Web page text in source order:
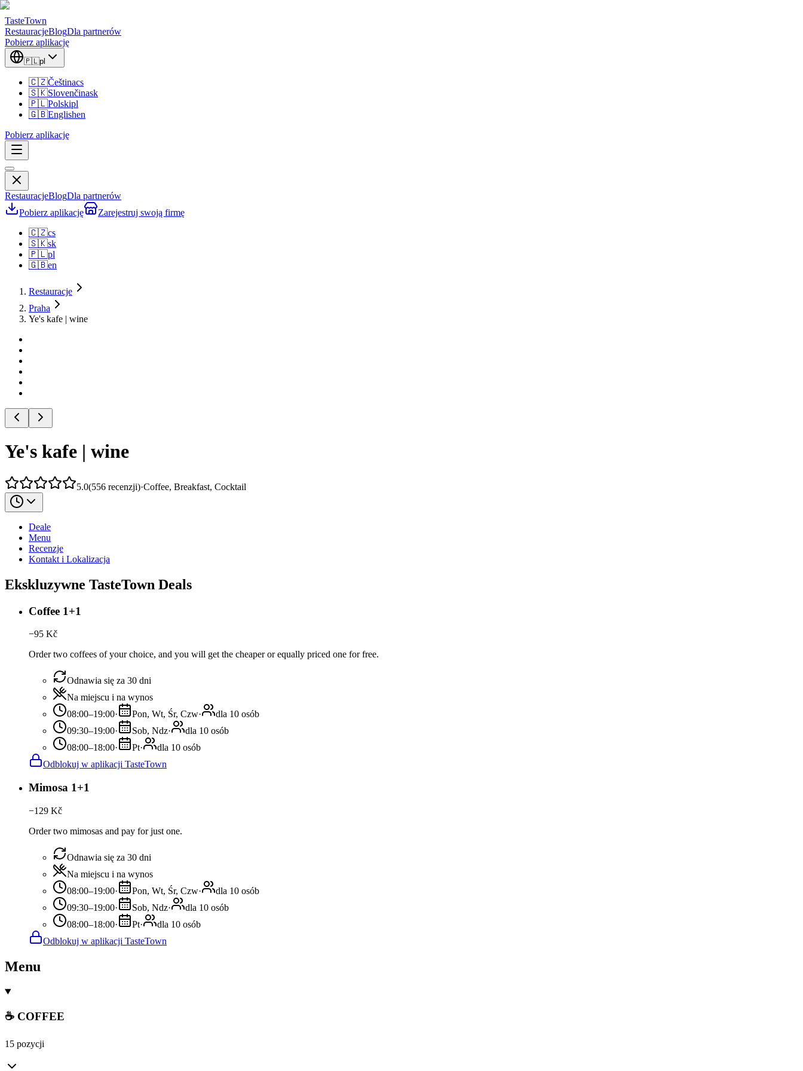
TasteTown
RestauracjeBlogDla partnerów
Pobierz aplikację
🇵🇱pl
🇨🇿Češtinacs
🇸🇰Slovenčinask
🇵🇱Polskipl
🇬🇧Englishen
Pobierz aplikację
RestauracjeBlogDla partnerów
Pobierz aplikację
Zarejestruj swoją firmę
🇨🇿cs
🇸🇰sk
🇵🇱pl
🇬🇧en
Restauracje
Praha
Ye's kafe | wine
Ye's kafe | wine
5.0(556 recenzji)·Coffee, Breakfast, Cocktail
Deale
Menu
Recenzje
Kontakt i Lokalizacja
Ekskluzywne TasteTown Deals
Coffee 1+1
−95 Kč
Order two coffees of your choice, and you will get the cheaper or equally priced one for free.
Odnawia się za 30 dni
Na miejscu i na wynos
08:00–19:00· Pon, Wt, Śr, Czw·
dla 10 osób
09:30–19:00· Sob, Ndz·
dla 10 osób
08:00–18:00· Pt·
dla 10 osób
Odblokuj w aplikacji TasteTown
Mimosa 1+1
−129 Kč
Order two mimosas and pay for just one.
Odnawia się za 30 dni
Na miejscu i na wynos
08:00–19:00· Pon, Wt, Śr, Czw·
dla 10 osób
09:30–19:00· Sob, Ndz·
dla 10 osób
08:00–18:00· Pt·
dla 10 osób
Odblokuj w aplikacji TasteTown
Menu
☕ COFFEE
15 pozycji